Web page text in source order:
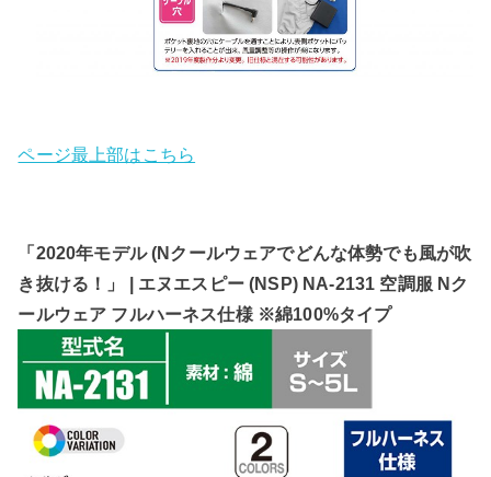
ページ最上部はこちら
「2020年モデル (Nクールウェアでどんな体勢でも風が吹
き抜ける！」 | エヌエスピー (NSP) NA-2131 空調服 Nク
ールウェア フルハーネス仕様 ※綿100%タイプ